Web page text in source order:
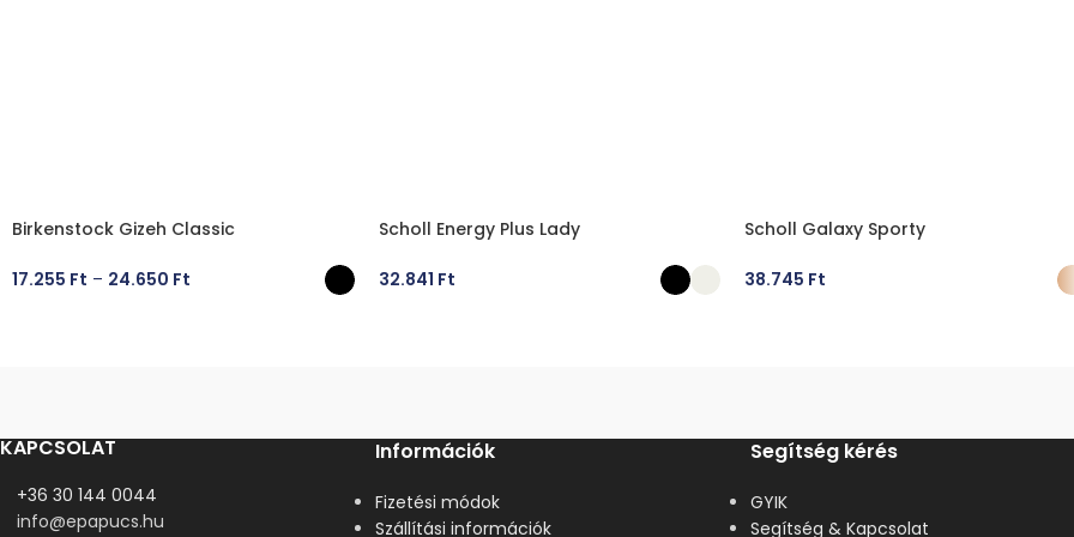
Birkenstock Gizeh Classic
17.255 Ft – 24.650 Ft
Scholl Energy Plus Lady
32.841 Ft
Scholl Galaxy Sporty
38.745 Ft
KAPCSOLAT
+36 30 144 0044
info@epapucs.hu
Információk
Fizetési módok
Szállítási információk
Segítség kérés
GYIK
Segítség & Kapcsolat